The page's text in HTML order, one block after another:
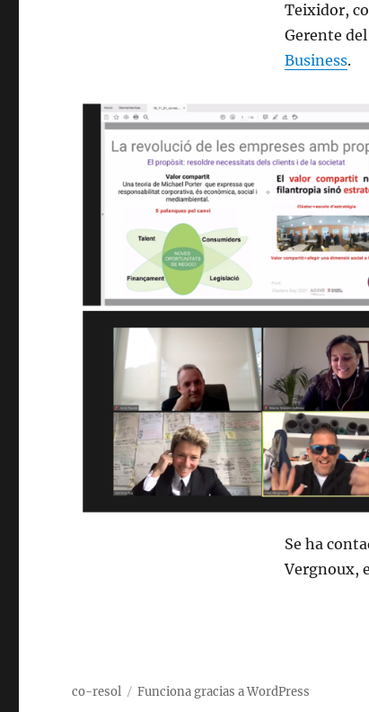
Teixidor,
Gerente
Business.
Se ha
Vergnoux,
co-resol Funciona gracias a WordPress